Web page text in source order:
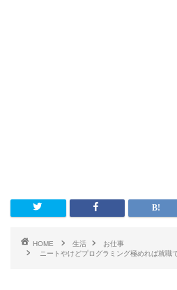
HOME 生活
お仕事
ニートやけどプログラミング極めれば就職